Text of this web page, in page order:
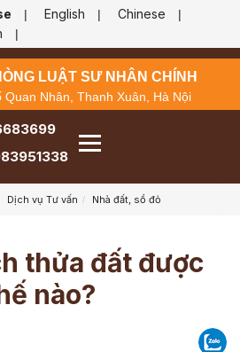
| English | Chinese |
|
LUẬT SƯ NHÂN CHÍNH
Quan Nhân, Thanh Xuân, Hà Nội
Dịch vụ Tư vấn Nhà đất, sổ đỏ
thửa đất được
nào?